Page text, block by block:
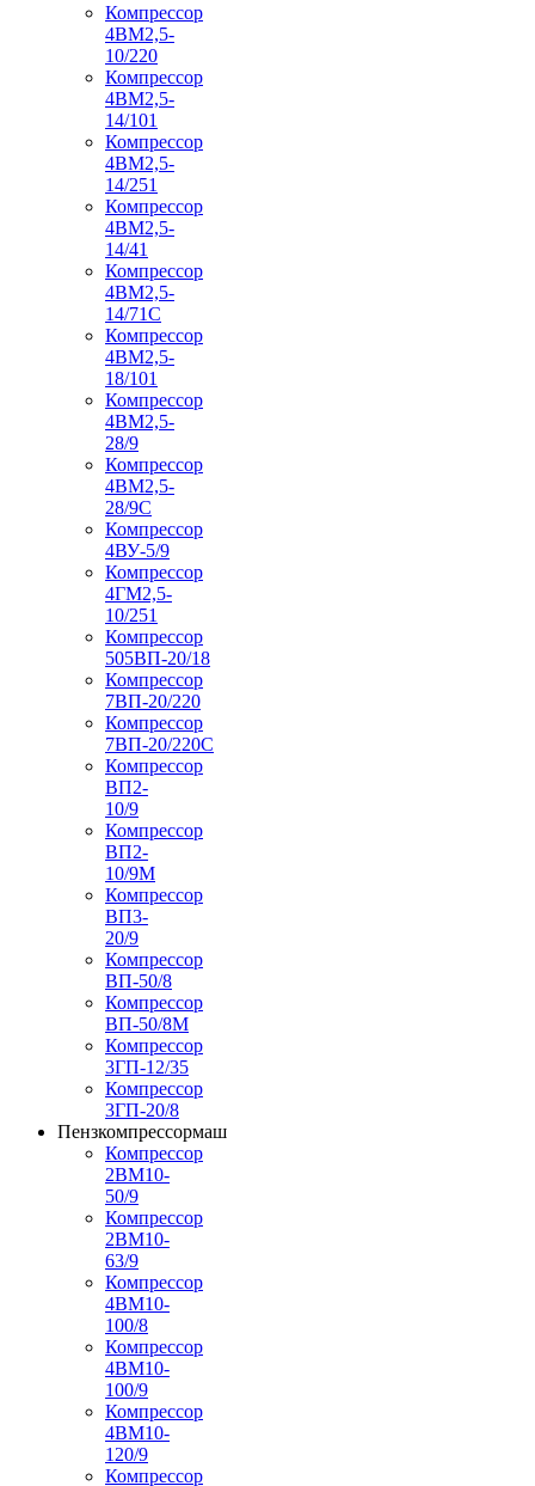
Компрессор
4ВМ2,5-
10/220
Компрессор
4ВМ2,5-
14/101
Компрессор
4ВМ2,5-
14/251
Компрессор
4ВМ2,5-
14/41
Компрессор
4ВМ2,5-
14/71C
Компрессор
4ВМ2,5-
18/101
Компрессор
4ВМ2,5-
28/9
Компрессор
4ВМ2,5-
28/9С
Компрессор
4ВУ-5/9
Компрессор
4ГМ2,5-
10/251
Компрессор
505ВП-20/18
Компрессор
7ВП-20/220
Компрессор
7ВП-20/220С
Компрессор
ВП2-
10/9
Компрессор
ВП2-
10/9М
Компрессор
ВП3-
20/9
Компрессор
ВП-50/8
Компрессор
ВП-50/8М
Компрессор
3ГП-12/35
Компрессор
3ГП-20/8
Пензкомпрессормаш
Компрессор
2ВМ10-
50/9
Компрессор
2ВМ10-
63/9
Компрессор
4ВМ10-
100/8
Компрессор
4ВМ10-
100/9
Компрессор
4ВМ10-
120/9
Компрессор